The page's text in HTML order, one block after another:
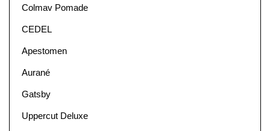
Colmav Pomade
CEDEL
Apestomen
Aurané
Gatsby
Uppercut Deluxe